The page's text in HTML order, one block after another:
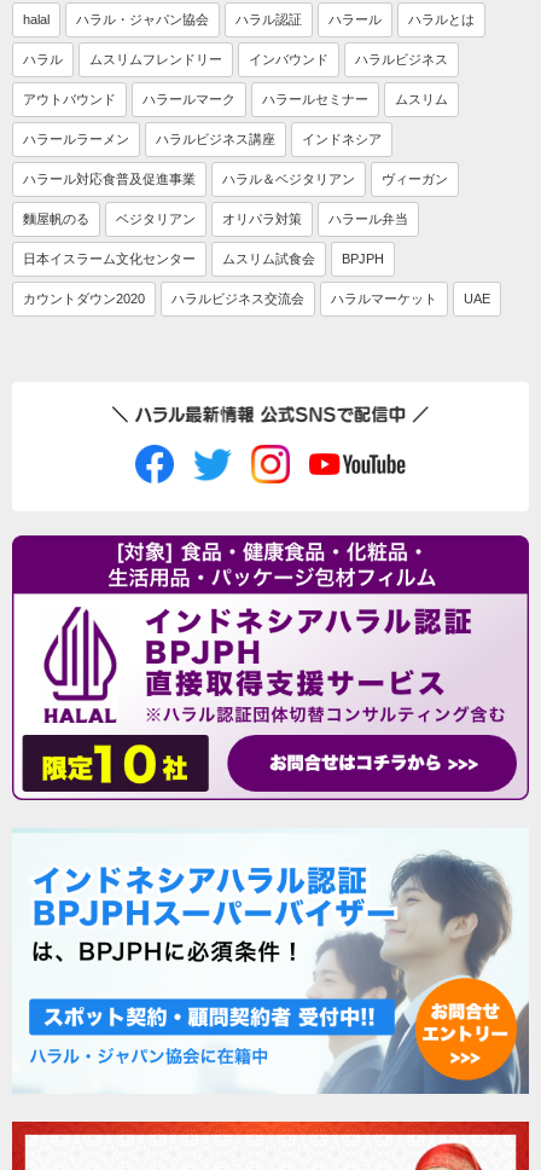
halal ハラル・ジャパン協会 ハラル認証 ハラール ハラルとは
ハラル ムスリムフレンドリー インバウンド ハラルビジネス
アウトバウンド ハラールマーク ハラールセミナー ムスリム
ハラールラーメン ハラルビジネス講座 インドネシア
ハラール対応食普及促進事業 ハラル＆ベジタリアン ヴィーガン
麵屋帆のる ベジタリアン オリパラ対策 ハラール弁当
日本イスラーム文化センター ムスリム試食会 BPJPH
カウントダウン2020 ハラルビジネス交流会 ハラルマーケット UAE